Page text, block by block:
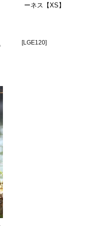
ーネス【XS】
[LGE120]